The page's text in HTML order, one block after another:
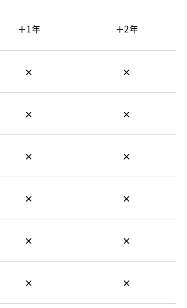
＋1年 ＋2年
× ×
× ×
× ×
× ×
× ×
× ×